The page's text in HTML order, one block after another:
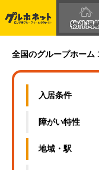
物件掲
鳥取県の障がい者グルー
全国のグループホーム
入居条件
障がい特性
地域・駅